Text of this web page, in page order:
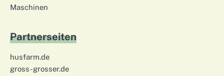
Maschinen
Partnerseiten
husfarm.de
gross-grosser.de